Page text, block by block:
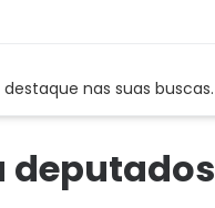
nas suas buscas.